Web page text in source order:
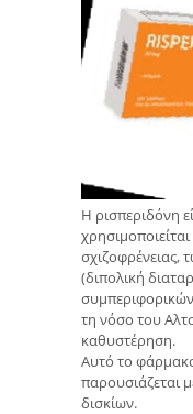
Η ρισπεριδόνη
σχιζοφρένειας,
(διπολική
τη νόσο του
καθυστέρηση.
Αυτό το
παρουσιάζεται
δισκίων.